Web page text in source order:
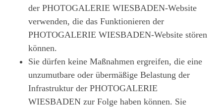
der PHOTOGALERIE WIESBADEN-Website
verwenden, die das Funktionieren der
PHOTOGALERIE WIESBADEN-Website stören
können.
Sie dürfen keine Maßnahmen ergreifen, die eine
unzumutbare oder übermäßige Belastung der
Infrastruktur der PHOTOGALERIE
WIESBADEN zur Folge haben können. Sie